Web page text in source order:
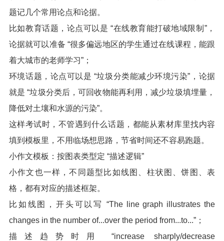
题记几个常用论点和论据。
比如教育话题，论点可以是 “在线教育能打破地域限制”，
论据就可以准备 “很多偏远地区的学生通过在线课程，能跟
着大城市的老师学习”；
环境话题，论点可以是 “垃圾分类能减少环境污染”，论据
就是 “垃圾分类后，可回收物能再利用，减少垃圾填埋量，
降低对土壤和水源的污染”。
这样考试时，不管遇到什么话题，都能从素材库里找内容
填到模板里，不用临场想思路，节省时间还不容易跑题。
小作文模板：按图表类型定 “描述逻辑”
小作文也一样，不同题型比如线图、柱状图、饼图、表
格，都有对应的描述框架。
比如线图，开头可以写 “The line graph illustrates the
changes in the number of...over the period from...to...”；
描述趋势时用 “increase sharply/decrease